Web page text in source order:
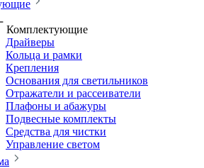
Комплектующие
Драйверы
Кольца и рамки
Крепления
Основания для светильников
Отражатели и рассеиватели
Плафоны и абажуры
Подвесные комплекты
Средства для чистки
Управление светом